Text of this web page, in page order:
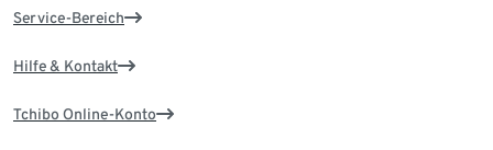
Service-Bereich
Hilfe & Kontakt
Tchibo Online-Konto